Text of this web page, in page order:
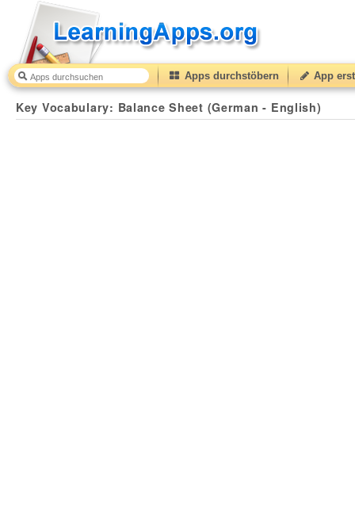
Apps durchstöbern App
Key Vocabulary: Balance Sheet (German - English)